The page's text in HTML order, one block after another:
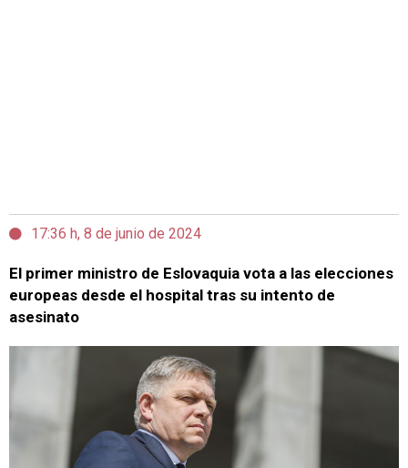
17:36 h, 8 de junio de 2024
El primer ministro de Eslovaquia vota a las elecciones
europeas desde el hospital tras su intento de
asesinato